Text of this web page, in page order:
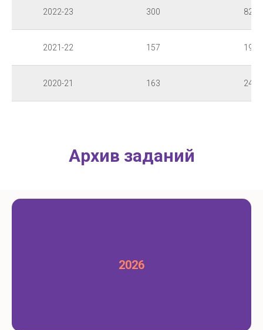
2022-23 300 82
2021-22 157 19
2020-21 163 24
Архив заданий
2026